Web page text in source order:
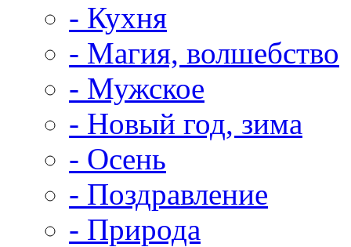
- Кухня
- Магия, волшебство
- Мужское
- Новый год, зима
- Осень
- Поздравление
- Природа